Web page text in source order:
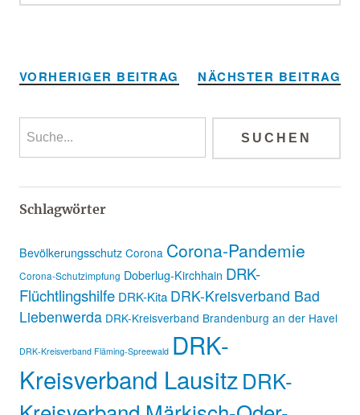
VORHERIGER BEITRAG NÄCHSTER BEITRAG
Schlagwörter
Bevölkerungsschutz Corona Corona-Pandemie
Corona-Schutzimpfung Doberlug-Kirchhain DRK-
Flüchtlingshilfe DRK-Kita DRK-Kreisverband Bad
Liebenwerda DRK-Kreisverband Brandenburg an der Havel
DRK-Kreisverband Fläming-Spreewald DRK-
Kreisverband LausitzDRK-